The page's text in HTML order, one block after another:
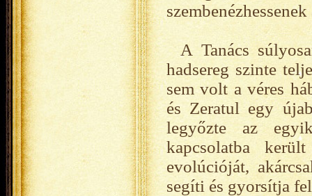
A Tanács
hadsereg szinte
sem volt a véres
és Zeratul egy
legyőzte az
kapcsolatba
evolúcióját,
segíti és gyorsítja